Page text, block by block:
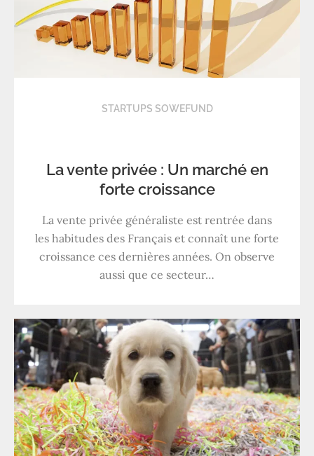
STARTUPS SOWEFUND
La vente privée : Un marché en
forte croissance
La vente privée généraliste est rentrée dans
les habitudes des Français et connaît une forte
croissance ces dernières années. On observe
aussi que ce secteur…